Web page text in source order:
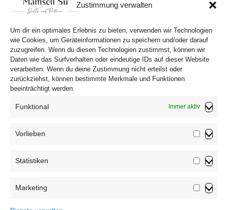
Zustimmung verwalten
Um dir ein optimales Erlebnis zu bieten, verwenden wir Technologien
wie Cookies, um Geräteinformationen zu speichern und/oder darauf
zuzugreifen. Wenn du diesen Technologien zustimmst, können wir
Daten wie das Surfverhalten oder eindeutige IDs auf dieser Website
verarbeiten. Wenn du deine Zustimmung nicht erteilst oder
zurückziehst, können bestimmte Merkmale und Funktionen
beeinträchtigt werden.
Funktional Immer aktiv
Vorlieben
Statistiken
Marketing
In den Warenkorb